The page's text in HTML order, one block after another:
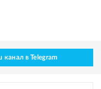
в Telegram